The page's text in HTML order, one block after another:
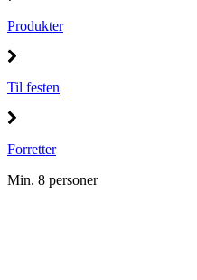
Produkter
Til festen
Forretter
Min. 8 personer